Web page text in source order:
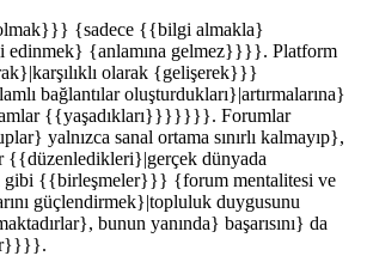
{sadece {{bilgi almakla}
edinmek} {anlamına gelmez}}}}. Platform
olarak {gelişerek}}}
bağlantılar oluşturdukları}|artırmalarına}
{{yaşadıkları}}}}}}}. Forumlar
yalnızca sanal ortama sınırlı kalmayıp},
{{düzenledikleri}|gerçek dünyada
{{birleşmeler}}} {forum mentalitesi ve
güçlendirmek}|topluluk duygusunu
bunun yanında} başarısını} da